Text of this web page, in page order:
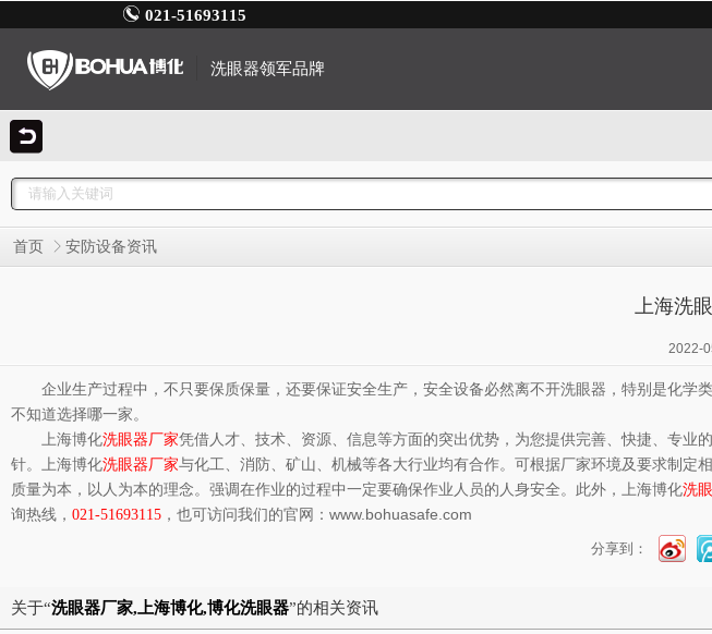
021-51693115
洗眼器领军品牌
首页 安防设备资讯
上海洗
2022-
企业生产过程中，不只要保质保量，还要保证安全生产，安全设备必然离不开洗眼器，特别是化学
不知道选择哪一家。
上海博化洗眼器厂家凭借人才、技术、资源、信息等方面的突出优势，为您提供完善、快捷、专业
针。上海博化洗眼器厂家与化工、消防、矿山、机械等各大行业均有合作。可根据厂家环境及要求制
质量为本，以人为本的理念。强调在作业的过程中一定要确保作业人员的人身安全。此外，上海博化洗
询热线， 021-51693115 ，也可访问我们的官 网： www.bohuasafe.com
分享到：
关于“洗眼器厂家,上海博化,博化洗眼器”的相关资讯